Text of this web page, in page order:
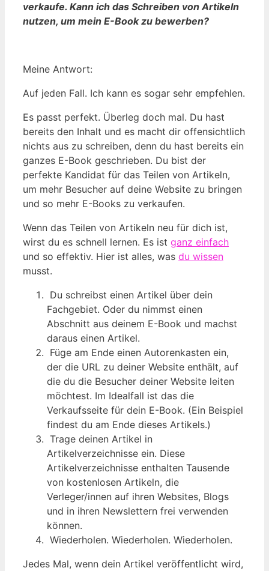
verkaufe. Kann ich das Schreiben von Artikeln
nutzen, um mein E-Book zu bewerben?
Meine Antwort:
Auf jeden Fall. Ich kann es sogar sehr empfehlen.
Es passt perfekt. Überleg doch mal. Du hast
bereits den Inhalt und es macht dir offensichtlich
nichts aus zu schreiben, denn du hast bereits ein
ganzes E-Book geschrieben. Du bist der
perfekte Kandidat für das Teilen von Artikeln,
um mehr Besucher auf deine Website zu bringen
und so mehr E-Books zu verkaufen.
Wenn das Teilen von Artikeln neu für dich ist,
wirst du es schnell lernen. Es ist ganz einfach
und so effektiv. Hier ist alles, was du wissen
musst.
Du schreibst einen Artikel über dein
Fachgebiet. Oder du nimmst einen
Abschnitt aus deinem E-Book und machst
daraus einen Artikel.
Füge am Ende einen Autorenkasten ein,
der die URL zu deiner Website enthält, auf
die du die Besucher deiner Website leiten
möchtest. Im Idealfall ist das die
Verkaufsseite für dein E-Book. (Ein Beispiel
findest du am Ende dieses Artikels.)
Trage deinen Artikel in
Artikelverzeichnisse ein. Diese
Artikelverzeichnisse enthalten Tausende
von kostenlosen Artikeln, die
Verleger/innen auf ihren Websites, Blogs
und in ihren Newslettern frei verwenden
können.
Wiederholen. Wiederholen. Wiederholen.
Jedes Mal, wenn dein Artikel veröffentlicht wird,